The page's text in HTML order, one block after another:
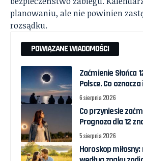
planowaniu, ale nie powinien
rozsądku.
POWIĄZANE WIADOMOŚCI
Zaćmienie Słońca
Polsce. Co
6 sierpnia 2026
Co przyniesie
Prognoza dla 12
5 sierpnia 2026
Horoskop